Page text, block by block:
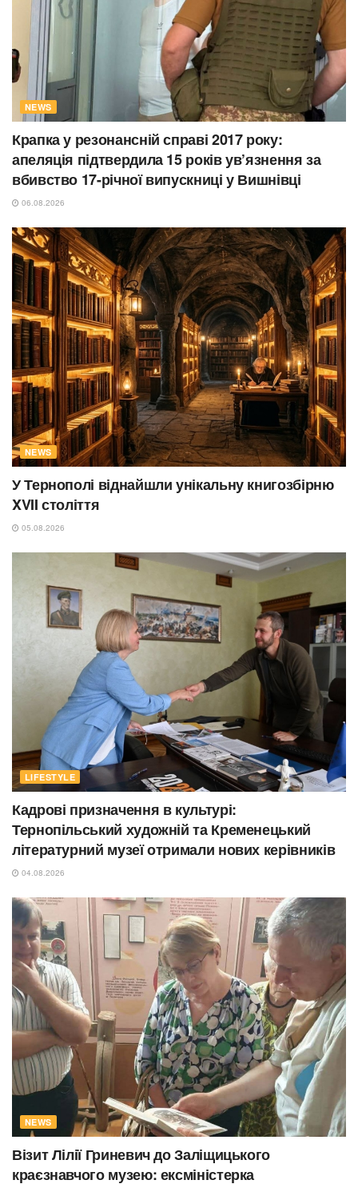
NEWS
Крапка у резонансній справі 2017 року:
апеляція підтвердила 15 років ув’язнення за
вбивство 17-річної випускниці у Вишнівці
06.08.2026
NEWS
У Тернополі віднайшли унікальну книгозбірню
XVII століття
05.08.2026
LIFESTYLE
Кадрові призначення в культурі:
Тернопільський художній та Кременецький
літературний музеї отримали нових керівників
04.08.2026
NEWS
Візит Лілії Гриневич до Заліщицького
краєзнавчого музею: ексміністерка